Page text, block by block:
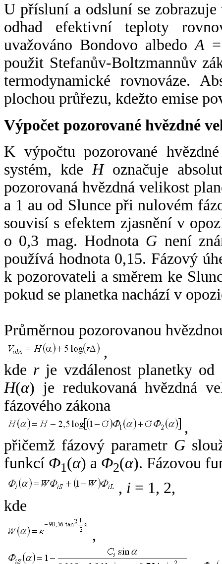
U přísluní a odsluní se
odhad efektivní teploty
uvažováno Bondovo albedoA
použit Stefanův-Boltzmannův
termodynamické rovnováze.
plochou průřezu, kdežto emise
Výpočet pozorované hvězdné
K výpočtu pozorované
systém, kde Hoznačuje
pozorovaná hvězdná velikost
a 1 au od Slunce při nulovém
souvisí s efektem zjasnění v
o 0,3 mag. Hodnota G není
používá hodnota 0,15. Fázový
k pozorovateli a směrem ke
pokud se planetka nachází v
Průměrnou pozorovanou
,
kde rje vzdálenost planetky od
H(α) je redukovaná hvězdná
fázového zákona
,
přičemž fázový parametr G
funkcí Φ1(α) a Φ2(α). Fázovou
, i = 1, 2,
kde
,